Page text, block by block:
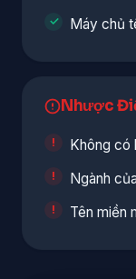
Máy chủ
Nhược
Không có
Ngành
Tên miền